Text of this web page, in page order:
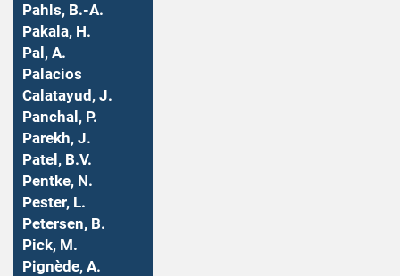
Pahls, B.-A.
Pakala, H.
Pal, A.
Palacios
Calatayud, J.
Panchal, P.
Parekh, J.
Patel, B.V.
Pentke, N.
Pester, L.
Petersen, B.
Pick, M.
Pignède, A.